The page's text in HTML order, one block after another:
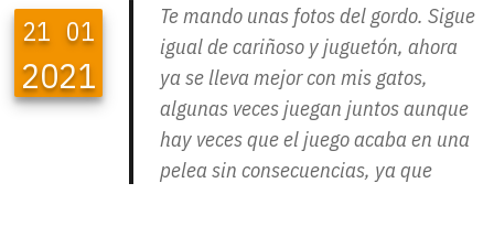
21 01
2021
Te mando unas fotos del gordo. Sigue
igual de cariñoso y juguetón, ahora
ya se lleva mejor con mis gatos,
algunas veces juegan juntos aunque
hay veces que el juego acaba en una
pelea sin consecuencias, ya que